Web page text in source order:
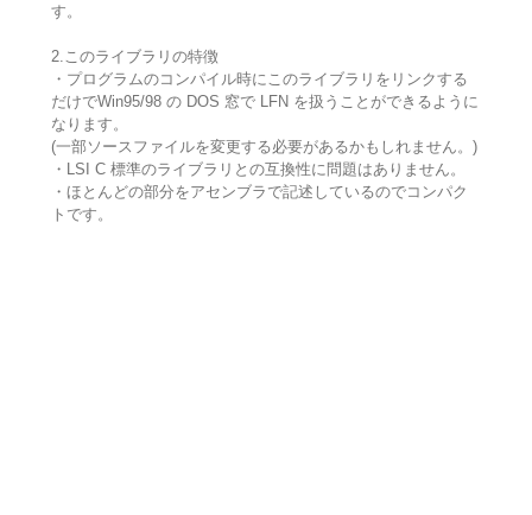
す。
2.このライブラリの特徴
・プログラムのコンパイル時にこのライブラリをリンクする
だけでWin95/98 の DOS 窓で LFN を扱うことができるように
なります。
(一部ソースファイルを変更する必要があるかもしれません。)
・LSI C 標準のライブラリとの互換性に問題はありません。
・ほとんどの部分をアセンブラで記述しているのでコンパク
トです。